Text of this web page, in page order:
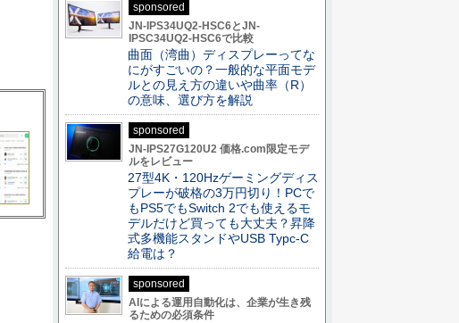
sponsored
JN-IPS34UQ2-HSC6とJN-
IPSC34UQ2-HSC6で比較
曲面（湾曲）ディスプレーってな
にがすごいの？一般的な平面モデ
ルとの見え方の違いや曲率（R）
の意味、選び方を解説
sponsored
JN-IPS27G120U2 価格.com限定モデ
ルをレビュー
27型4K・120Hzゲーミングディス
プレーが破格の3万円切り！PCで
もPS5でもSwitch 2でも使えるモ
デルだけど買っても大丈夫？昇降
式多機能スタンドやUSB Typc-C
給電は？
sponsored
AIによる運用自動化は、企業が生き残
るための必須条件